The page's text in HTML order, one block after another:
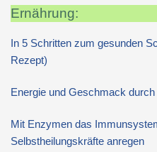
Ernährung:
In 5 Schritten zum gesunden
Rezept)
Energie und Geschmack
Mit Enzymen das
Selbstheilungskräfte anregen